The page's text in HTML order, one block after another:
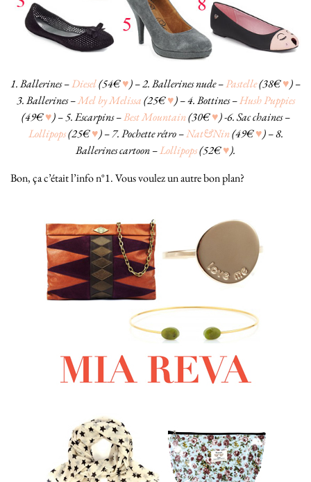
1. Ballerines –Diesel(54€♥) – 2. Ballerines nude –Pastelle(38€♥) –
3. Ballerines –Mel by Melissa(25€♥) – 4. Bottines –Hush Puppies
(49€♥) – 5. Escarpins –Best Mountain(30€♥) -6. Sac chaines –
Lollipops(25€♥) – 7. Pochette rétro –Nat&Nin(49€♥) – 8.
Ballerines cartoon –Lollipops(52€♥).
Bon, ça c’était l’info n°1. Vous voulez un autre bon plan?